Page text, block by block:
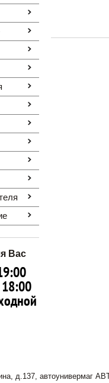
Вас
д.137, автоунивермаг